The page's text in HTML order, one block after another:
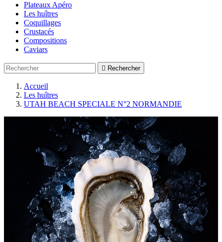
Plateaux Apéro
Les huîtres
Coquillages
Crustacés
Compositions
Caviars
 Rechercher
Accueil
Les huîtres
UTAH BEACH SPECIALE N°2 NORMANDIE